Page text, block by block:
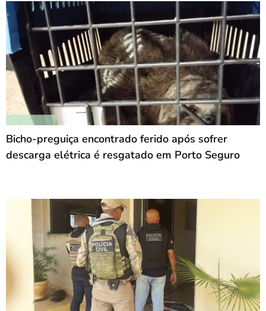
Bicho-preguiça encontrado ferido após sofrer
descarga elétrica é resgatado em Porto Seguro